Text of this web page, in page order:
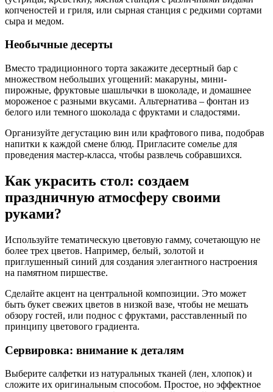
копченостей и гриля, или сырная станция с редкими сортами
сыра и медом.
Необычные десерты
Вместо традиционного торта закажите десертный бар с
множеством небольших угощений: макаруны, мини-
пирожные, фруктовые шашлычки в шоколаде, и домашнее
мороженое с разными вкусами. Альтернатива – фонтан из
белого или темного шоколада с фруктами и сладостями.
Организуйте дегустацию вин или крафтового пива, подобрав
напитки к каждой смене блюд. Пригласите сомелье для
проведения мастер-класса, чтобы развлечь собравшихся.
Как украсить стол: создаем
праздничную атмосферу своими
руками?
Используйте тематическую цветовую гамму, сочетающую не
более трех цветов. Например, белый, золотой и
приглушенный синий для создания элегантного настроения
на памятном пиршестве.
Сделайте акцент на центральной композиции. Это может
быть букет свежих цветов в низкой вазе, чтобы не мешать
обзору гостей, или поднос с фруктами, расставленный по
принципу цветового градиента.
Сервировка: внимание к деталям
Выберите салфетки из натуральных тканей (лен, хлопок) и
сложите их оригинальным способом. Простое, но эффектное